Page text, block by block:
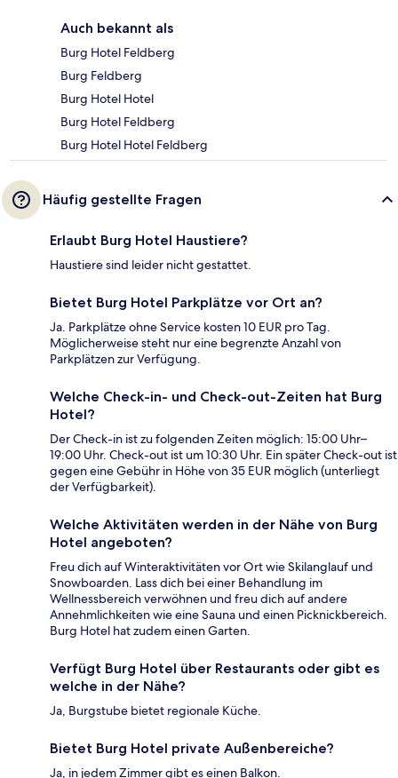
Auch bekannt als
Burg Hotel Feldberg
Burg Feldberg
Burg Hotel Hotel
Burg Hotel Feldberg
Burg Hotel Hotel Feldberg
Häufig gestellte Fragen
Erlaubt Burg Hotel Haustiere?
Haustiere sind leider nicht gestattet.
Bietet Burg Hotel Parkplätze vor Ort an?
Ja. Parkplätze ohne Service kosten 10 EUR pro Tag.
Möglicherweise steht nur eine begrenzte Anzahl von
Parkplätzen zur Verfügung.
Welche Check-in- und Check-out-Zeiten hat Burg
Hotel?
Der Check-in ist zu folgenden Zeiten möglich: 15:00 Uhr–
19:00 Uhr. Check-out ist um 10:30 Uhr. Ein später Check-out ist
gegen eine Gebühr in Höhe von 35 EUR möglich (unterliegt
der Verfügbarkeit).
Welche Aktivitäten werden in der Nähe von Burg
Hotel angeboten?
Freu dich auf Winteraktivitäten vor Ort wie Skilanglauf und
Snowboarden. Lass dich bei einer Behandlung im
Wellnessbereich verwöhnen und freu dich auf andere
Annehmlichkeiten wie eine Sauna und einen Picknickbereich.
Burg Hotel hat zudem einen Garten.
Verfügt Burg Hotel über Restaurants oder gibt es
welche in der Nähe?
Ja, Burgstube bietet regionale Küche.
Bietet Burg Hotel private Außenbereiche?
Ja, in jedem Zimmer gibt es einen Balkon.